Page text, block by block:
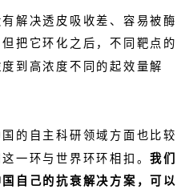
解决透皮吸收差、容易被酶
把它环化之后，不同靶点的
到高浓度不同的起效量解
的自主科研领域方面也比较
一环与世界环环相扣。我们
自己的抗衰解决方案，可以